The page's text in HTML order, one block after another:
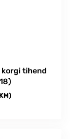
korgi tihend